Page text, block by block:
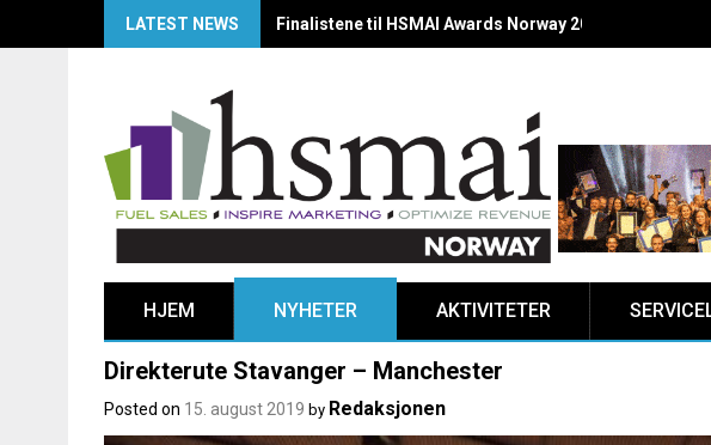
LATEST NEWS Velkommen til Room for Growth!
HJEM NYHETER AKTIVITETER
Direkterute Stavanger – Manchester
Posted on 15. august 2019 by Redaksjonen